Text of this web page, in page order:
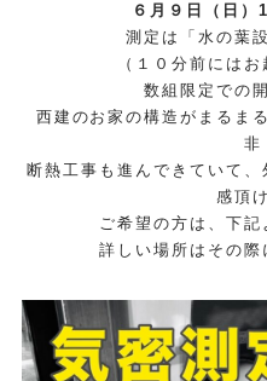
６月９日（日）
測定は「水の葉
（１０分前には
数組限定での
西建のお家の構造がまるま
非
断熱工事も進んできていて
感頂
ご希望の方は、下記
詳しい場所はその際